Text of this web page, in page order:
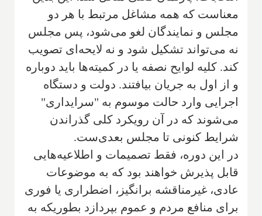
معناست که همه مشاغل مرتبط با هر دو
مجلس و نمایندگان لغو می‌شود، پس مجلس
نه می‌تواند تشکیل شود و نه لایحه‌ای تصویب
کند. کلیه لوایح نصفه یا در کمیته‌ها باید دوباره
و از اول به جریان بیافتند. دولت و دستگاه
اجرایی وارد حالت موسوم به "سرایداری"
می‌شوند که در آن رویکرد کلی گذراندن
شرایط کنونی تا مجلس بعدی‌ست.
در این دوره، فقط تصمیمات و اطلاعیه‌هایی
قابل پذیرش خواهند بود که به موضوعات
عادی، غیرمناقشه برانگیز، اضطراری یا فوری
برای منافع مردم و عموم بپردازد بطوریکه به